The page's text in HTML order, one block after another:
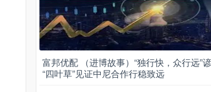
富邦优配 （进博故事）“独行快，众行远”
“四叶草”见证中尼合作行稳致远